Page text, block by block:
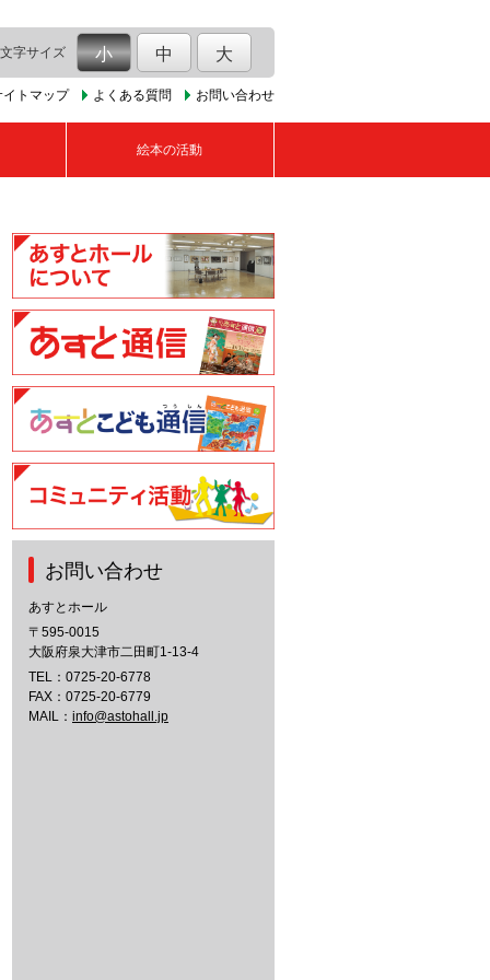
文字サイズ 小 中 大
イトマップ よくある質問 お問い合わせ
絵本の活動
お問い合わせ
あすとホール
〒595-0015
大阪府泉大津市二田町1-13-4
TEL： 0725-20-6778
FAX：0725-20-6779
MAIL： info@astohall.jp